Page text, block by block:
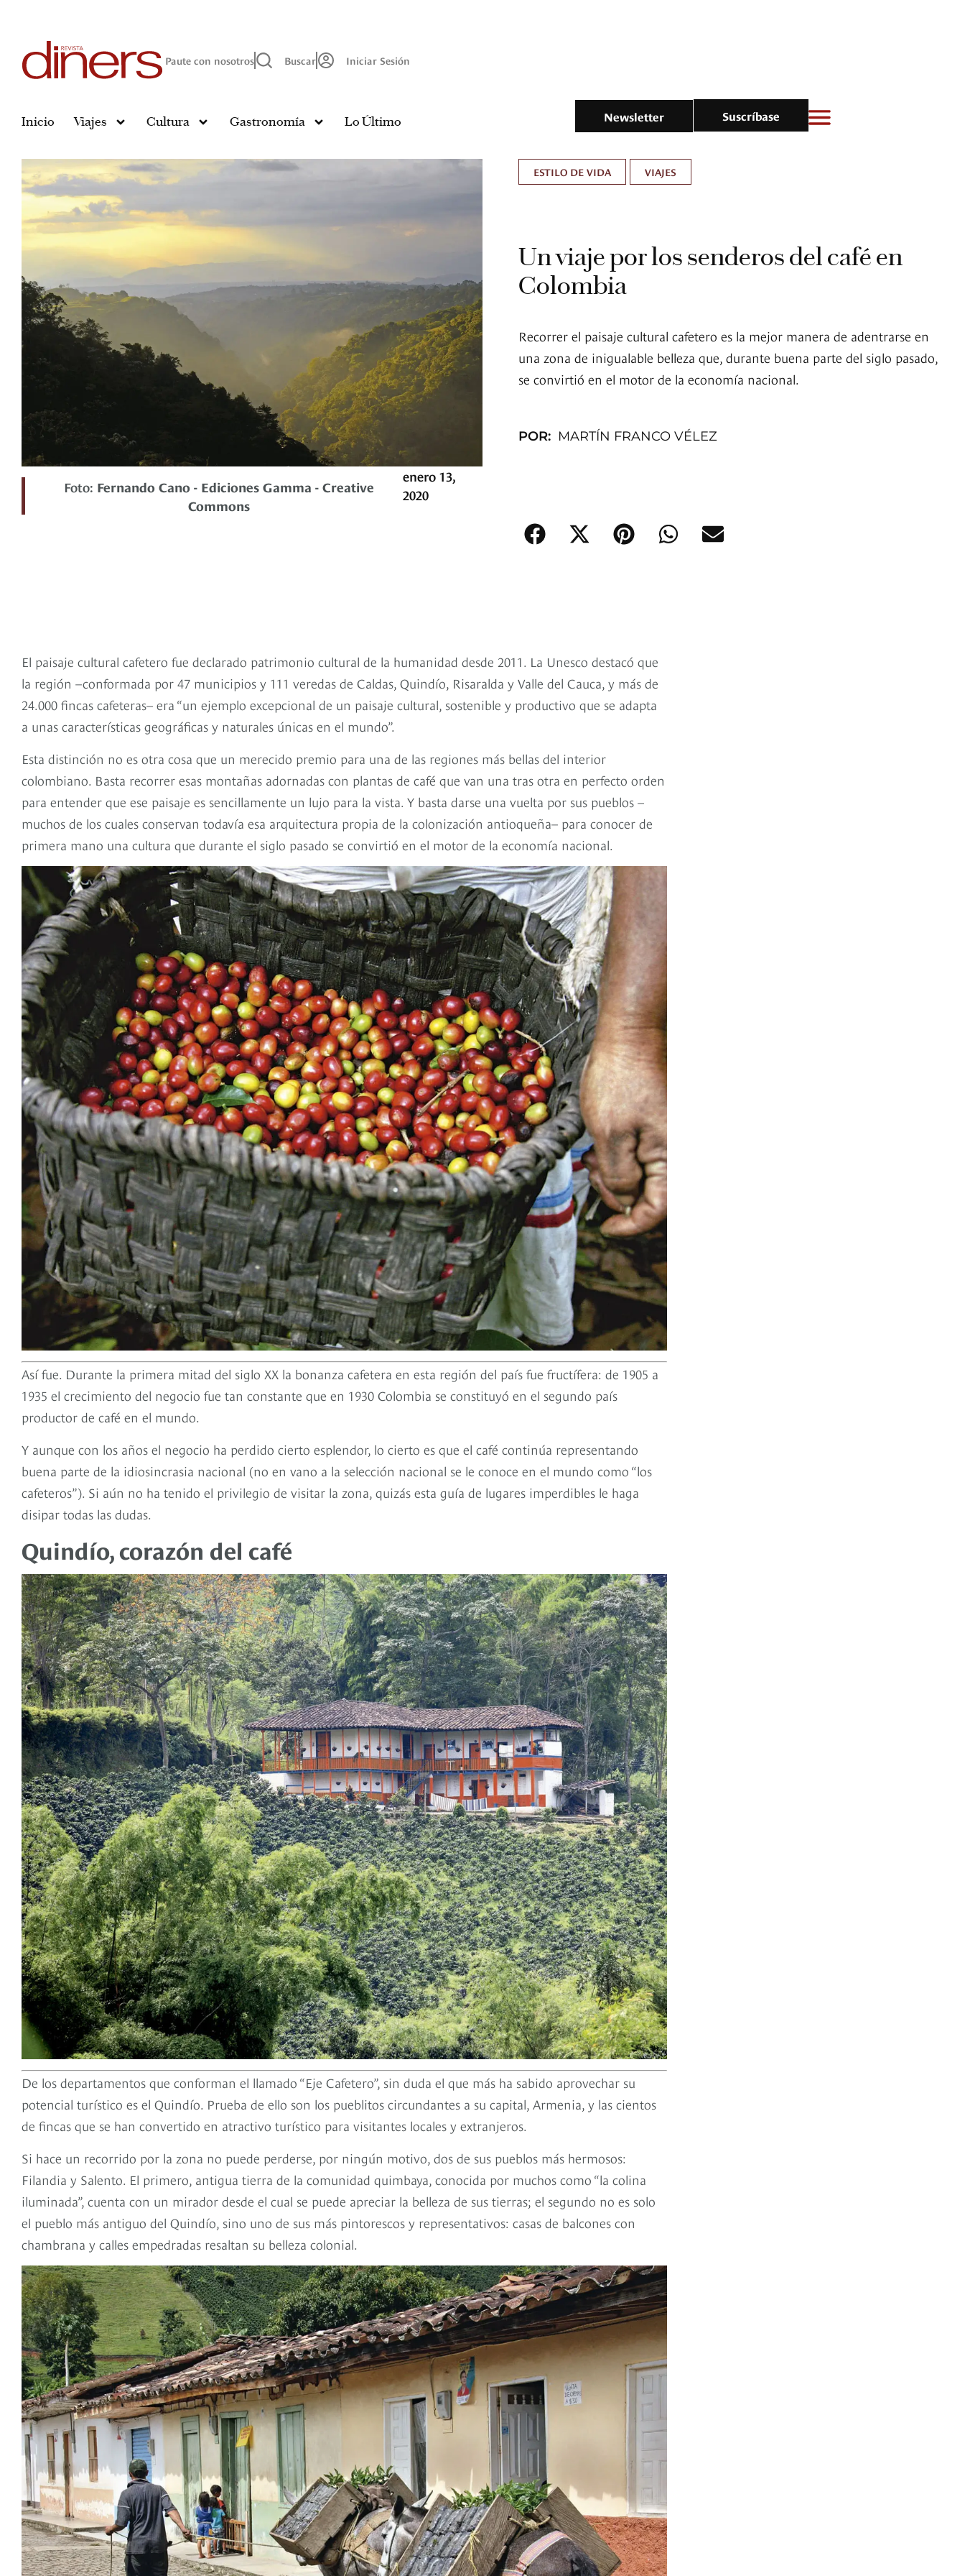
Paute con nosotros Buscar Iniciar Sesión
Inicio Viajes Cultura Gastronomía Lo Último Newsletter Suscríbase
Foto: Fernando Cano - Ediciones Gamma - Creative
Commons
enero 13,
2020
ESTILO DE VIDA VIAJES
Un viaje por los senderos del café en
Colombia
Recorrer el paisaje cultural cafetero es la mejor manera de adentrarse en
una zona de inigualable belleza que, durante buena parte del siglo pasado,
se convirtió en el motor de la economía nacional.
POR: MARTÍN FRANCO VÉLEZ
El paisaje cultural cafetero fue declarado patrimonio cultural de la humanidad desde 2011. La Unesco destacó que
la región –conformada por 47 municipios y 111 veredas de Caldas, Quindío, Risaralda y Valle del Cauca, y más de
24.000 fincas cafeteras– era “un ejemplo excepcional de un paisaje cultural, sostenible y productivo que se adapta
a unas características geográficas y naturales únicas en el mundo”.
Esta distinción no es otra cosa que un merecido premio para una de las regiones más bellas del interior
colombiano. Basta recorrer esas montañas adornadas con plantas de café que van una tras otra en perfecto orden
para entender que ese paisaje es sencillamente un lujo para la vista. Y basta darse una vuelta por sus pueblos –
muchos de los cuales conservan todavía esa arquitectura propia de la colonización antioqueña– para conocer de
primera mano una cultura que durante el siglo pasado se convirtió en el motor de la economía nacional.
Así fue. Durante la primera mitad del siglo XX la bonanza cafetera en esta región del país fue fructífera: de 1905 a
1935 el crecimiento del negocio fue tan constante que en 1930 Colombia se constituyó en el segundo país
productor de café en el mundo.
Y aunque con los años el negocio ha perdido cierto esplendor, lo cierto es que el café continúa representando
buena parte de la idiosincrasia nacional (no en vano a la selección nacional se le conoce en el mundo como “los
cafeteros”). Si aún no ha tenido el privilegio de visitar la zona, quizás esta guía de lugares imperdibles le haga
disipar todas las dudas.
Quindío, corazón del café
De los departamentos que conforman el llamado “Eje Cafetero”, sin duda el que más ha sabido aprovechar su
potencial turístico es el Quindío. Prueba de ello son los pueblitos circundantes a su capital, Armenia, y las cientos
de fincas que se han convertido en atractivo turístico para visitantes locales y extranjeros.
Si hace un recorrido por la zona no puede perderse, por ningún motivo, dos de sus pueblos más hermosos:
Filandia y Salento. El primero, antigua tierra de la comunidad quimbaya, conocida por muchos como “la colina
iluminada”, cuenta con un mirador desde el cual se puede apreciar la belleza de sus tierras; el segundo no es solo
el pueblo más antiguo del Quindío, sino uno de sus más pintorescos y representativos: casas de balcones con
chambrana y calles empedradas resaltan su belleza colonial.